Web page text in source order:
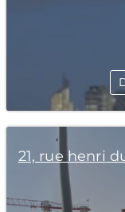
21, rue henri